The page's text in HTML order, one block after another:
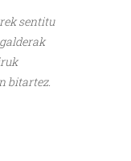
sentitu
bitartez.